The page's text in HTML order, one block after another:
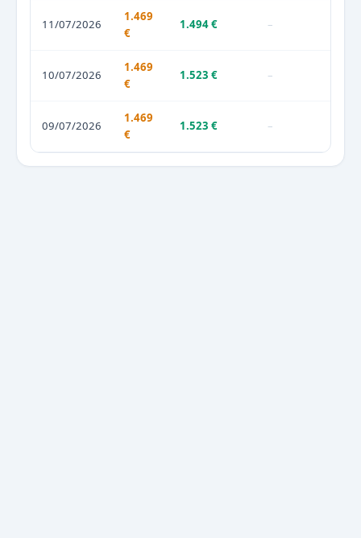
11/07/2026
1.469
€
1.494 € –
10/07/2026
1.469
€
1.523 € –
09/07/2026
1.469
€
1.523 € –